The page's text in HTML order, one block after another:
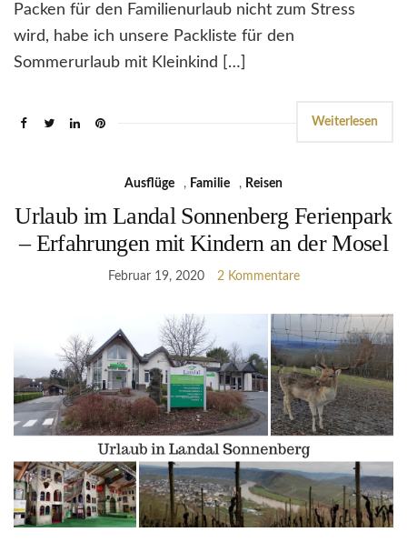
Packen für den Familienurlaub nicht zum Stress
wird, habe ich unsere Packliste für den
Sommerurlaub mit Kleinkind […]
Weiterlesen
Ausflüge , Familie , Reisen
Urlaub im Landal Sonnenberg Ferienpark
– Erfahrungen mit Kindern an der Mosel
Februar 19, 2020 2 Kommentare